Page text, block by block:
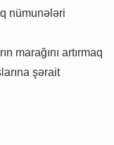
nümunələri
marağını artırmaq
şərait